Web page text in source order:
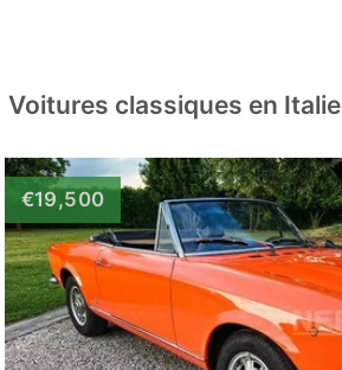
Voitures classiques en Italie
€19,500